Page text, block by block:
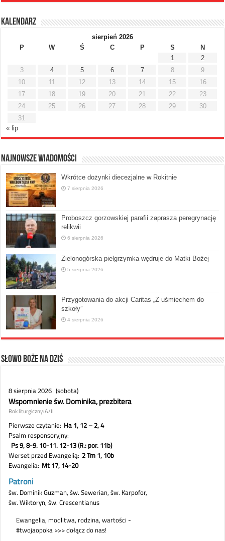
Kalendarz
sierpień 2026
P
W Ś C P S
N
1
2
3
4 5 6 7 8
9
10
11 12 13 14 15
16
17
18 19 20 21 22
23
24
25 26 27 28 29
30
31
« lip
Najnowsze Wiadomości
Wkrótce dożynki diecezjalne w Rokitnie
7 sierpnia 2026
Proboszcz gorzowskiej parafii zaprasza peregrynację
relikwii
6 sierpnia 2026
Zielonogórska pielgrzymka wędruje do Matki Bożej
5 sierpnia 2026
Przygotowania do akcji Caritas „Z uśmiechem do
szkoły”
4 sierpnia 2026
Słowo Boże na dziś